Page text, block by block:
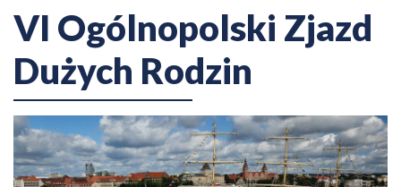
VI Ogólnopolski Zjazd
Dużych Rodzin